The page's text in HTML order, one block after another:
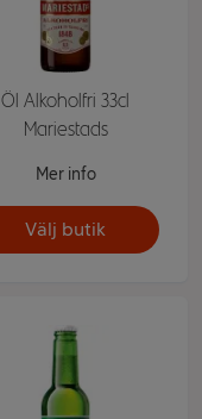
Öl Alkoholfri 33cl
Mariestads
Mer info
Välj butik